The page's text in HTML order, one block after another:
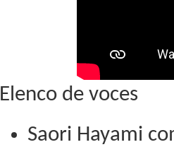
Elenco de voces
Saori Hayami